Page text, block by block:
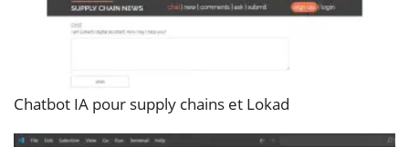
Chatbot IA pour supply chains et Lokad